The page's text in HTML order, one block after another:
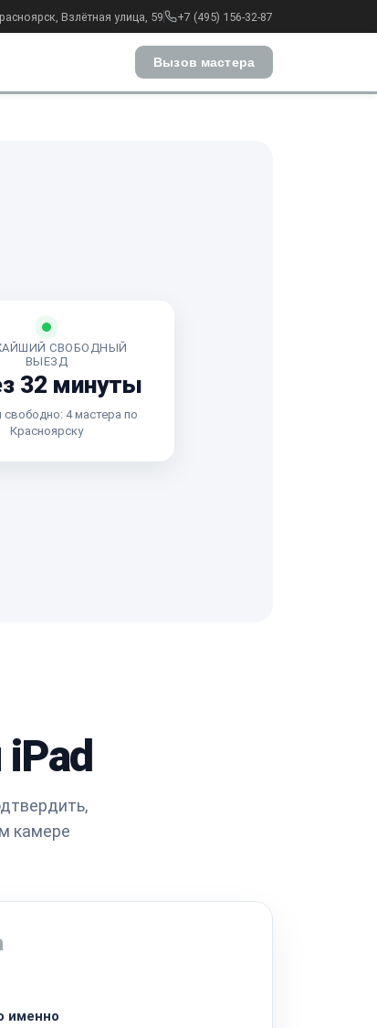
Взлётная улица, 59 +7 (495) 156-32-87
Вызов мастера
СВОБОДНЫЙ
ВЫЕЗД
32 минуты
свободно: 4 мастера по
Красноярску
камере
именно